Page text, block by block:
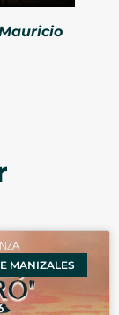
MANIZALES